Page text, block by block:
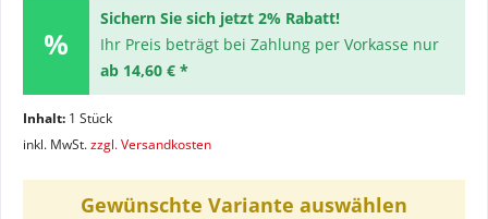
Sichern Sie sich jetzt 2% Rabatt!
Ihr Preis beträgt bei Zahlung per Vorkasse nur
ab 14,60 € *
Inhalt: 1 Stück
inkl. MwSt.zzgl. Versandkosten
Gewünschte Variante auswählen